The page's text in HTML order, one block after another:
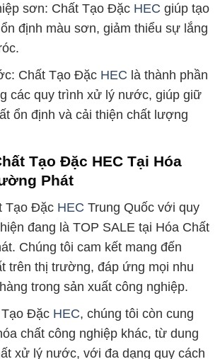
sơn: Chất Tạo Đặc HEC giúp tạo
định màu sơn, giảm thiểu sự lắng
Chất Tạo Đặc HEC là thành phần
các quy trình xử lý nước, giúp giữ
ổn định và cải thiện chất lượng
Tạo Đặc HEC Tại Hóa
Phát
Tạo Đặc HEC Trung Quốc với quy
đang là TOP SALE tại Hóa Chất
Chúng tôi cam kết mang đến
trên thị trường, đáp ứng mọi nhu
trong sản xuất công nghiệp.
Đặc HEC, chúng tôi còn cung
chất công nghiệp khác, từ dung
xử lý nước, với đa dạng quy cách